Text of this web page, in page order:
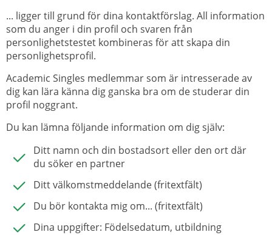
... ligger till grund för dina kontaktförslag. All information
som du anger i din profil och svaren från
personlighetstestet kombineras för att skapa din
personlighetsprofil.
Academic Singles medlemmar som är intresserade av
dig kan lära känna dig ganska bra om de studerar din
profil noggrant.
Du kan lämna följande information om dig själv:
Ditt namn och din bostadsort eller den ort där
du söker en partner
Ditt välkomstmeddelande (fritextfält)
Du bör kontakta mig om... (fritextfält)
Dina uppgifter: Födelsedatum, utbildning